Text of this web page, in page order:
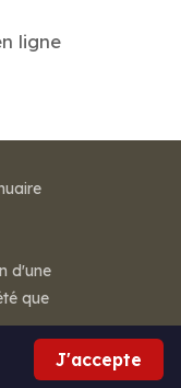
ligne
J'accepte
d'une
que